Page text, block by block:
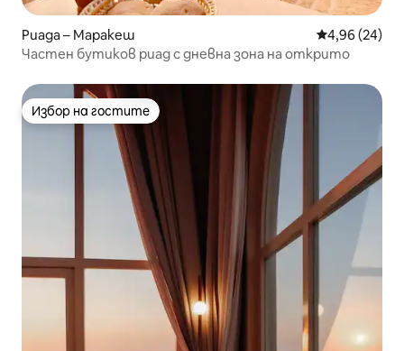
Риада – Маракеш Средна
4,96 (24)
Частен бутиков риад с дневна зона на открито
Избор на гостите
Избор на гостите